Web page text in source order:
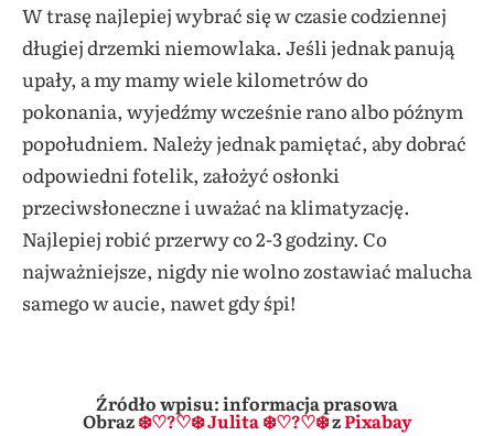
W trasę najlepiej wybrać się w czasie codziennej
długiej drzemki niemowlaka. Jeśli jednak panują
upały, a my mamy wiele kilometrów do
pokonania, wyjedźmy wcześnie rano albo późnym
popołudniem. Należy jednak pamiętać, aby dobrać
odpowiedni fotelik, założyć osłonki
przeciwsłoneczne i uważać na klimatyzację.
Najlepiej robić przerwy co 2-3 godziny. Co
najważniejsze, nigdy nie wolno zostawiać malucha
samego w aucie, nawet gdy śpi!
Źródło wpisu: informacja prasowa
Obraz❄️♡?♡❄️ Julita ❄️♡?♡❄️zPixabay